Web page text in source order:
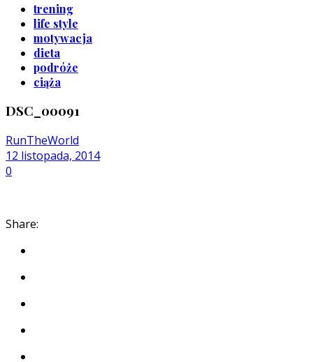
trening
life style
motywacja
dieta
podróże
ciąża
DSC_00091
RunTheWorld
12 listopada, 2014
0
Share: